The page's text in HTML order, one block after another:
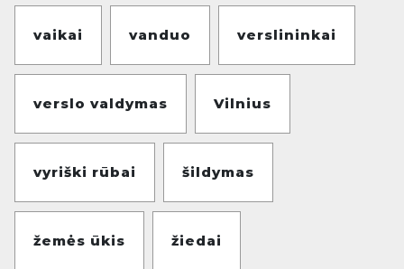
vaikai vanduo verslininkai
verslo valdymas Vilnius
vyriški rūbai šildymas
žemės ūkis žiedai